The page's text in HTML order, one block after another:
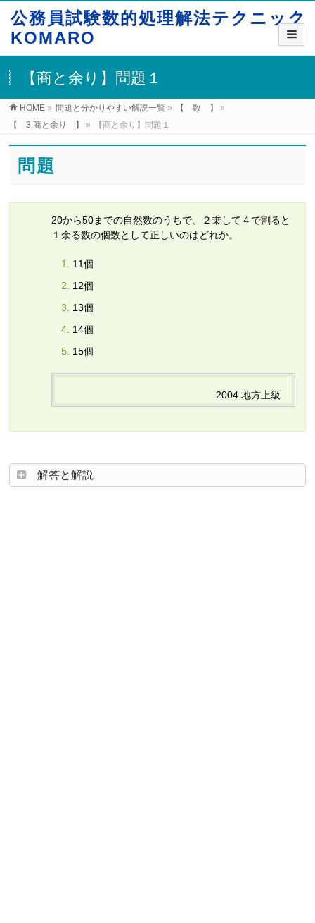
公務員試験数的処理解法テクニック
KOMARO
【商と余り】問題１
HOME » 問題と分かりやすい解説一覧 » 【 数 】
»
【 3:商と余り 】
» 【商と余り】問題１
問題
20から50までの自然数のうちで、２乗して４で割ると
１余る数の個数として正しいのはどれか。
11個
12個
13個
14個
15個
2004 地方上級
解答と解説